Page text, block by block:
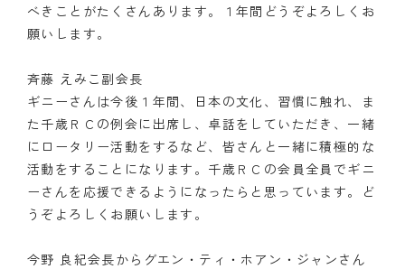
べきことがたくさんあります。１年間どうぞよろしくお
願いします。
斉藤 えみこ副会長
ギニーさんは今後１年間、日本の文化、習慣に触れ、ま
た千歳ＲＣの例会に出席し、卓話をしていただき、一緒
にロータリー活動をするなど、皆さんと一緒に積極的な
活動をすることになります。千歳ＲＣの会員全員でギニ
ーさんを応援できるようになったらと思っています。ど
うぞよろしくお願いします。
今野 良紀会長からグエン・ティ・ホアン・ジャンさん